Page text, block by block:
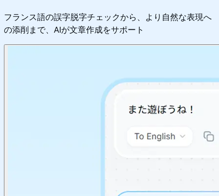
フランス語の誤字脱字チェックから、より自然な表現へ
の添削まで、AIが文章作成をサポート